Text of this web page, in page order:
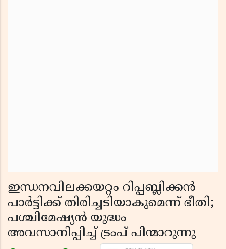
ഇന്ധനവിലക്കയറ്റം റിപ്പബ്ലിക്കൻ
പാർട്ടിക്ക് തിരിച്ചടിയാകുമെന്ന് ഭീതി;
പശ്ചിമേഷ്യൻ യുദ്ധം
അവസാനിപ്പിച്ച് ട്രംപ് പിന്മാറുന്നു